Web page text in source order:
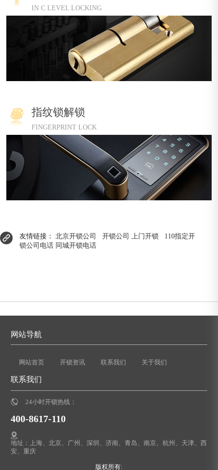
IN C LEVEL LOCKING
指纹锁解锁
FINGERPRINT LOCK
友情链接：北京开锁公司 开锁公司 上门开锁
110指定开
锁公司电话 同城开锁电话
网站导航
网站首页 开锁资讯 联系我们 关于我们
联系我们
24小时开锁热线：
400-8617-110
地址：上海、北京、广州、深圳、济南、青岛、南京、杭州、天津、西
安、重庆
版权所有: